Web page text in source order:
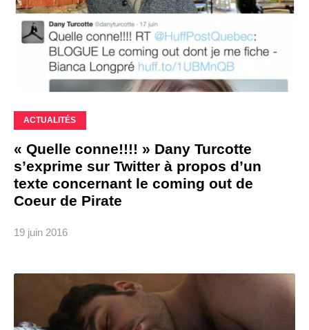
ACTUALITÉS
« Quelle conne!!!! » Dany Turcotte
s’exprime sur Twitter à propos d’un
texte concernant le coming out de
Coeur de Pirate
19 juin 2016